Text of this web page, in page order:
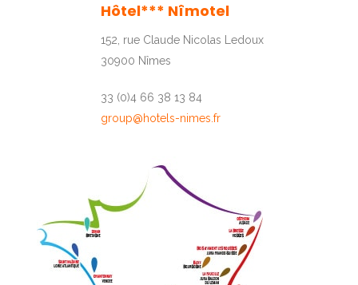
Hôtel*** Nîmotel
152, rue Claude Nicolas Ledoux
30900 Nîmes
33 (0)4 66 38 13 84
group@hotels-nimes.fr